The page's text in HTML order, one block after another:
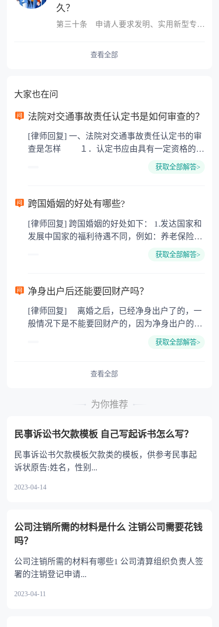
久？
第三十条 申请人要求发明、实用新型专利优先权的，应当在申请的时...
查看全部
大家也在问
法院对交通事故责任认定书是如何审查的？
[律师回复] 一、法院对交通事故责任认定书的审
查是怎样 １．认定书应由具有一定资格的交
断： １．对有证据认定事故责任时，审查责
任时，审查责任的认定是否恰当； ３．审查
事故认定书的用语是否规范、适用法律条款是否
故处理程序规定》第六十条，公安机关交通管理
故所起的作用以及过错的严重程度，确定当事人
的责任。 （一）因一方当事人的过错导致道
重程度，分别承担主要责任、同等责任和次要责
错，属于交通意外事故的，各方均无责任。
任。
获取全部解答>
跨国婚姻的好处有哪些?
[律师回复] 跨国婚姻的好处如下： 1.发达国家和
发展中国家的福利待遇不同，例如：养老保险
看具体国家和具体城市。 2.西方文化不同。男性
四德，相对还有女权主义，对女权的保护。例
如：女性在怀孕和哺乳期所在单位的裁员受保
护，对女权尊重才能体现他们的绅士风度，西方
多，而且孩子一个人在外面的消费很大，还没有
获取全部解答>
净身出户后还能要回财产吗？
[律师回复] 离婚之后，已经净身出户了的，一
般情况下是不能要回财产的，因为净身出户的一
方已经放弃了分割财产的权利，此时的财产已经
户，是因为受到了对方的欺诈或者胁迫等等，那
分割问题反悔，请求撤销财产分割协议的，人民
法院应当受理。 人民法院审理后，未发现订
立财产分割协议时存在欺诈、胁迫等情形的，应
获取全部解答>
查看全部
为你推荐
民事诉讼书欠款模板 自己写起诉书怎么写？
民事诉讼书欠款模板欠款类的模板，供参考民事起
诉状原告:姓名，性别...
2023-04-14
公司注销所需的材料是什么 注销公司需要花钱
吗？
公司注销所需的材料有哪些1 公司清算组织负责人签
署的注销登记申请...
2023-04-11